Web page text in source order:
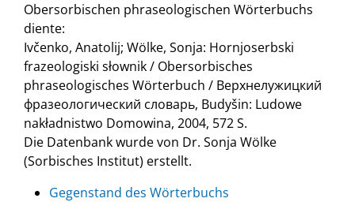
Obersorbischen phraseologischen Wörterbuchs
diente:
Ivčenko, Anatolij; Wölke, Sonja: Hornjoserbski
frazeologiski słownik / Obersorbisches
phraseologisches Wörterbuch / Верхнелужицкий
фразеологический словарь, Budyšin: Ludowe
nakładnistwo Domowina, 2004, 572 S.
Die Datenbank wurde von Dr. Sonja Wölke
(Sorbisches Institut) erstellt.
Gegenstand des Wörterbuchs